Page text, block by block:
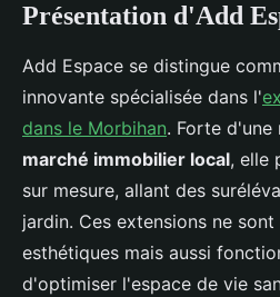
Présentation d'Add
Add Espace se distingue
innovante spécialisée dans l'
dans le Morbihan. Forte d'une
marché immobilier local, elle
sur mesure, allant des
jardin. Ces extensions ne sont
esthétiques mais aussi
d'optimiser l'espace de vie